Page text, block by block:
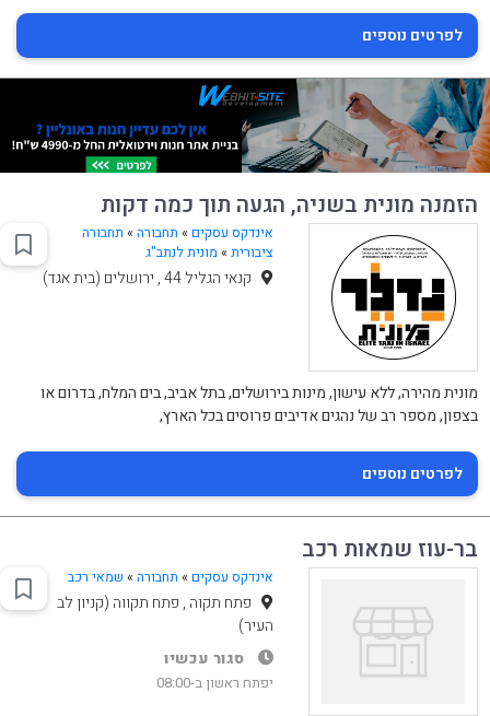
לפרטים נוספים
הזמנה מונית בשניה, הגעה תוך כמה דקות
אינדקס עסקים » תחבורה» תחבורה
ציבורית» מונית לנתב"ג
קנאי הגליל 44 , ירושלים (בית אגד)
מונית מהירה, ללא עישון, מינות בירושלים, בתל אביב, בים המלח, בדרום או
בצפון, מספר רב של נהגים אדיבים פרוסים בכל הארץ,
לפרטים נוספים
בר-עוז שמאות רכב
אינדקס עסקים » תחבורה» שמאי רכב
פתח תקוה , פתח תקווה (קניון לב
העיר)
סגור עכשיו
יפתח ראשון ב-08:00